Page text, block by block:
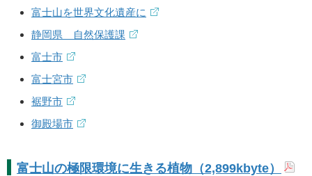
富士山を世界文化遺産に
静岡県 自然保護課
富士市
富士宮市
裾野市
御殿場市
富士山の極限環境に生きる植物（2,899kbyte）